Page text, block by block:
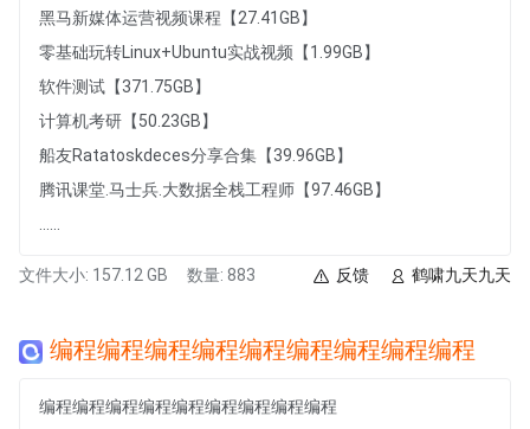
黑马新媒体运营视频课程【27.41GB】
零基础玩转Linux+Ubuntu实战视频【1.99GB】
软件测试【371.75GB】
计算机考研【50.23GB】
船友Ratatoskdeces分享合集【39.96GB】
腾讯课堂.马士兵.大数据全栈工程师【97.46GB】
文件大小: 157.12 GB 数量: 883 鹤啸九天九天
反馈
编程编程编程编程编程编程编程编程编程
编程编程编程编程编程编程编程编程编程